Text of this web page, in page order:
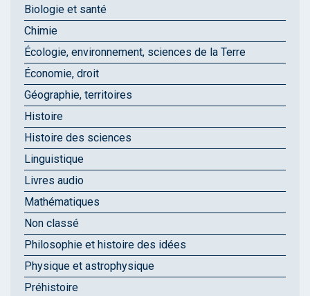
Biologie et santé
Chimie
Écologie, environnement, sciences de la Terre
Économie, droit
Géographie, territoires
Histoire
Histoire des sciences
Linguistique
Livres audio
Mathématiques
Non classé
Philosophie et histoire des idées
Physique et astrophysique
Préhistoire